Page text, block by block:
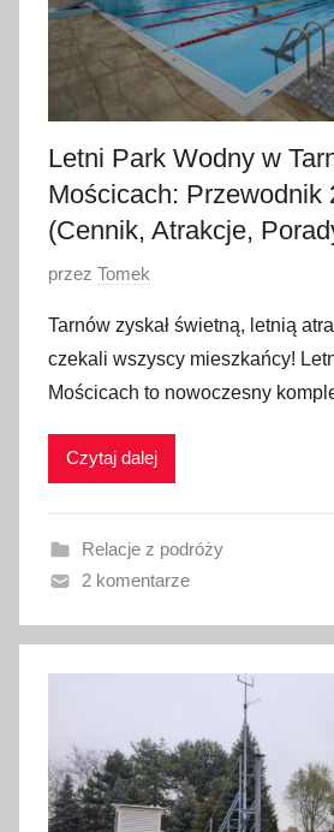
Letni Park Wodny w
Mościcach: Przewodnik
(Cennik, Atrakcje,
O
u
b
l
i
a
n
1
2
e
r
przez Tomek
Tarnów zyskał świetną, letnią
czekali wszyscy mieszkańcy!
Mościcach to nowoczesny
Czytaj dalej
Relacje z podróży
2 komentarze